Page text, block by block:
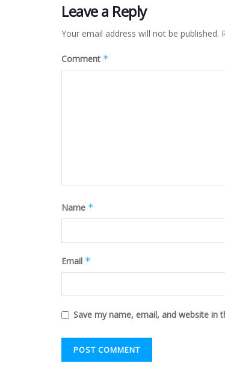
Leave a Reply
Your email address will not be published.
Comment *
Name *
Email *
Save my name, email, and website